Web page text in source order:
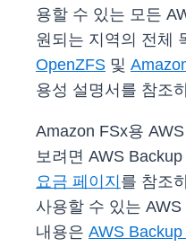
용할 수 있는 모든
원되는 지역의 전체
OpenZFS 및
용성 설명서를 참조
Amazon FSx용
보려면 AWS Backup
요금 페이지 를 참조
사용할 수 있는
내용은 AWS Backup